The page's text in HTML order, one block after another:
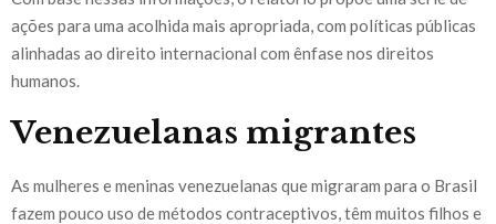
ações para uma acolhida mais apropriada, com políticas públicas
alinhadas ao direito internacional com ênfase nos direitos
humanos.
Venezuelanas migrantes
As mulheres e meninas venezuelanas que migraram para o Brasil
fazem pouco uso de métodos contraceptivos, têm muitos filhos e